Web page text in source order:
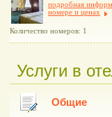
подробная
номере и ценах
Количество номеров: 1
Услуги в
Общие